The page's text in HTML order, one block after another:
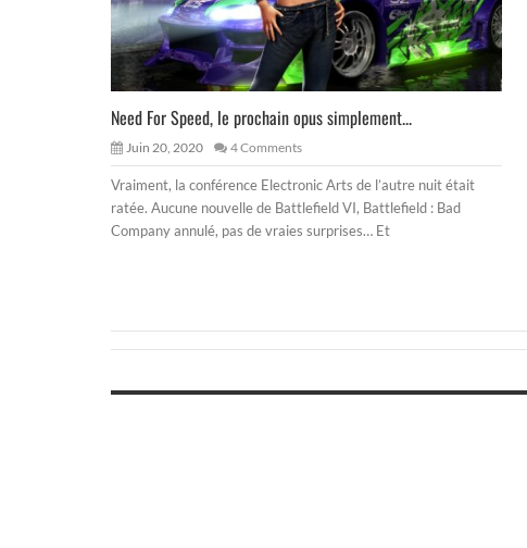
Need For Speed, le prochain opus simplement...
Juin 20, 2020 4 Comments
Vraiment, la conférence Electronic Arts de l’autre nuit était
ratée. Aucune nouvelle de Battlefield VI, Battlefield : Bad
Company annulé, pas de vraies surprises… Et